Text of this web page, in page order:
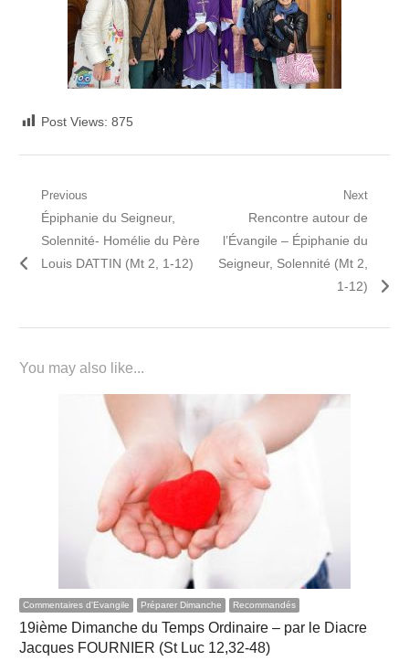
Post Views: 875
Navigation
l’article
Previous
Previous
post:
Épiphanie du Seigneur,
Solennité- Homélie du Père
Louis DATTIN (Mt 2, 1-12)
Next
Next
post:
Rencontre autour de
l’Évangile – Épiphanie du
Seigneur, Solennité (Mt 2,
1-12)
You may also like...
Commentaires d'Evangile Préparer Dimanche Recommandés
19ième Dimanche du Temps Ordinaire – par le Diacre
Jacques FOURNIER (St Luc 12,32-48)